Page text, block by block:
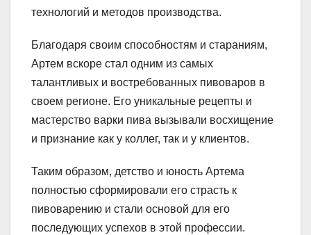
технологий и методов производства.
Благодаря своим способностям и стараниям,
Артем вскоре стал одним из самых
талантливых и востребованных пивоваров в
своем регионе. Его уникальные рецепты и
мастерство варки пива вызывали восхищение
и признание как у коллег, так и у клиентов.
Таким образом, детство и юность Артема
полностью сформировали его страсть к
пивоварению и стали основой для его
последующих успехов в этой профессии.